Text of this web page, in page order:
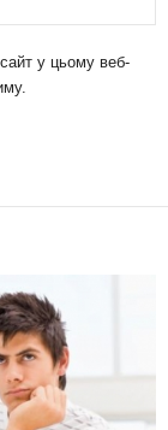
у цьому веб-